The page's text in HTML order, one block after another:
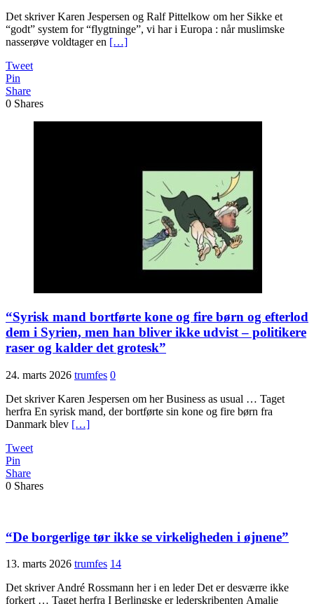
Det skriver Karen Jespersen og Ralf Pittelkow om her Sikke et
“godt” system for “flygtninge”, vi har i Europa : når muslimske
nasserøve voldtager en […]
Tweet
Pin
Share
0 Shares
“Syrisk mand bortførte kone og fire børn og efterlod
dem i Syrien, men han bliver ikke udvist – politikere
raser og kalder det grotesk”
24. marts 2026 trumfes 0
Det skriver Karen Jespersen om her Business as usual … Taget
herfra En syrisk mand, der bortførte sin kone og fire børn fra
Danmark blev […]
Tweet
Pin
Share
0 Shares
“De borgerlige tør ikke se virkeligheden i øjnene”
13. marts 2026 trumfes 14
Det skriver André Rossmann her i en leder Det er desværre ikke
forkert … Taget herfra I Berlingske er lederskribenten Amalie